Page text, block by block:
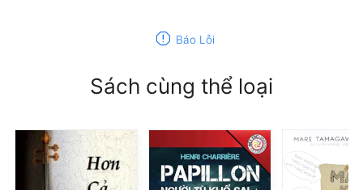
report Báo Lỗi
Sách cùng thể loại